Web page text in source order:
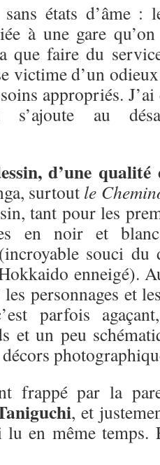
sans états d’âme
à une gare
que faire du
victime d’un
appropriés. J’ai
s’ajoute au
d’une qualité
surtout le
tant pour les
en noir et
souci du
enneigé).
personnages et
parfois
et un peu
décors
frappé par la
, et
lu en même